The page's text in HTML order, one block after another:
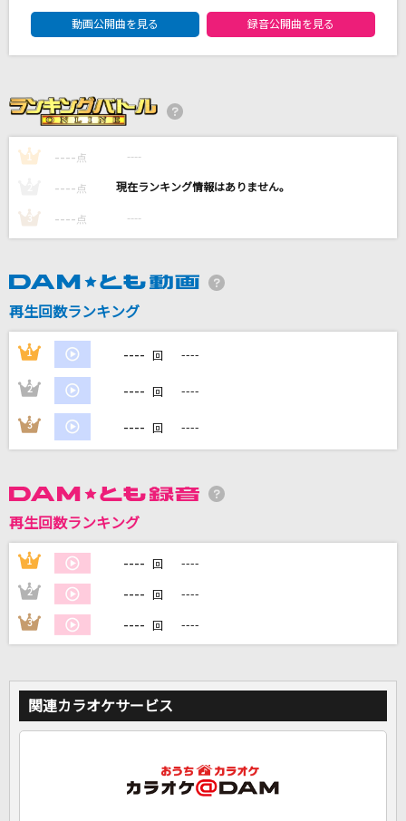
絶対的主人公
エンジェルス ハーモニー
Lovers Again
とくべチュ、して
SawanoHiroyuki[nZk]:mizuki
カラオケ最新情報をチェック！
DAM★ともボーカルエントリーランキング
動画公開曲を見る
録音公開曲を見る
1 ---- 点 ----
---- 点 ----
3 ---- 点 ----
再生回数ランキング
1 ---- 回 ----
2 ---- 回 ----
3 ---- 回 ----
再生回数ランキング
1 ---- 回 ----
2 ---- 回 ----
3 ---- 回 ----
関連カラオケサービス